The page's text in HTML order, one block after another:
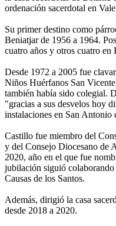
ordenación sacerdotal en
Su primer destino como
Beniatjar de 1956 a 1964.
cuatro años y otros cuatro en
Desde 1972 a 2005 fue
Niños Huérfanos San
también había sido colegial.
"gracias a sus desvelos hoy
instalaciones en San Antonio
Castillo fue miembro del
y del Consejo Diocesano de
2020, año en el que fue
jubilación siguió
Causas de los Santos.
Además, dirigió la casa
desde 2018 a 2020.